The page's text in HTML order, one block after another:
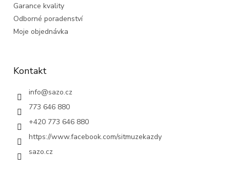
Garance kvality
Odborné poradenství
Moje objednávka
Kontakt
info@sazo.cz
773 646 880
+420 773 646 880
https://www.facebook.com/sitmuzekazdy
sazo.cz